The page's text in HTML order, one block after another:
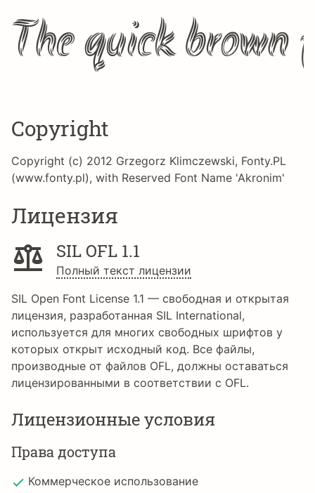
The quick brown
Copyright
Copyright (c) 2012 Grzegorz Klimczewski, Fonty.PL
(www.fonty.pl), with Reserved Font Name 'Akronim'
Лицензия
SIL OFL 1.1
Полный текст лицензии
SIL Open Font License 1.1 — свободная и открытая
лицензия, разработанная SIL International,
используется для многих свободных шрифтов у
которых открыт исходный код. Все файлы,
производные от файлов OFL, должны оставаться
лицензированными в соответствии с OFL.
Лицензионные условия
Права доступа
Коммерческое использование